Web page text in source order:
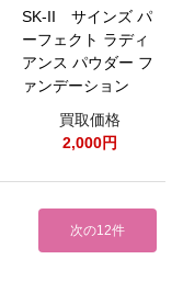
SK-II サインズ パ
ーフェクト ラディ
アンス パウダー フ
ァンデーション
買取価格
2,000円
次の12件